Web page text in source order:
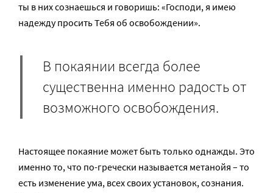
ты в них сознаешься и говоришь: «Господи, я имею
надежду просить Тебя об освобождении».
В покаянии всегда более
существенна именно радость от
возможного освобождения.
Настоящее покаяние может быть только однажды. Это
именно то, что по-гречески называется метанойя – то
есть изменение ума, всех своих установок, сознания.